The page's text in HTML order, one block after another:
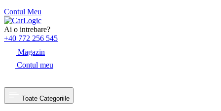
Contul Meu
Skip
to
content
Ai o intrebare?
+40 772 256 545
Magazin
Contul meu
Toate Categoriile